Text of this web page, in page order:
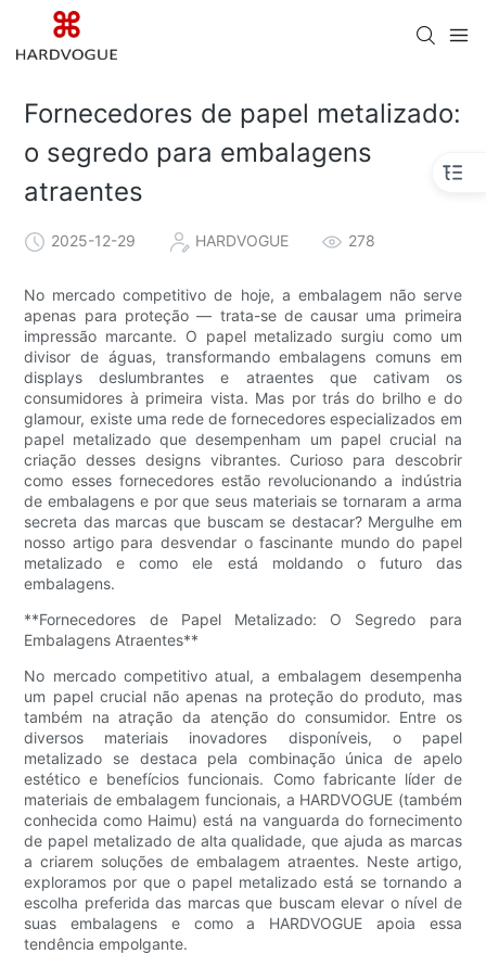
Fornecedores de papel metalizado:
o segredo para embalagens
atraentes
2025-12-29 HARDVOGUE 278
No mercado competitivo de hoje, a embalagem não serve
apenas para proteção — trata-se de causar uma primeira
impressão marcante. O papel metalizado surgiu como um
divisor de águas, transformando embalagens comuns em
displays deslumbrantes e atraentes que cativam os
consumidores à primeira vista. Mas por trás do brilho e do
glamour, existe uma rede de fornecedores especializados em
papel metalizado que desempenham um papel crucial na
criação desses designs vibrantes. Curioso para descobrir
como esses fornecedores estão revolucionando a indústria
de embalagens e por que seus materiais se tornaram a arma
secreta das marcas que buscam se destacar? Mergulhe em
nosso artigo para desvendar o fascinante mundo do papel
metalizado e como ele está moldando o futuro das
embalagens.
**Fornecedores de Papel Metalizado: O Segredo para
Embalagens Atraentes**
No mercado competitivo atual, a embalagem desempenha
um papel crucial não apenas na proteção do produto, mas
também na atração da atenção do consumidor. Entre os
diversos materiais inovadores disponíveis, o papel
metalizado se destaca pela combinação única de apelo
estético e benefícios funcionais. Como fabricante líder de
materiais de embalagem funcionais, a HARDVOGUE (também
conhecida como Haimu) está na vanguarda do fornecimento
de papel metalizado de alta qualidade, que ajuda as marcas
a criarem soluções de embalagem atraentes. Neste artigo,
exploramos por que o papel metalizado está se tornando a
escolha preferida das marcas que buscam elevar o nível de
suas embalagens e como a HARDVOGUE apoia essa
tendência empolgante.